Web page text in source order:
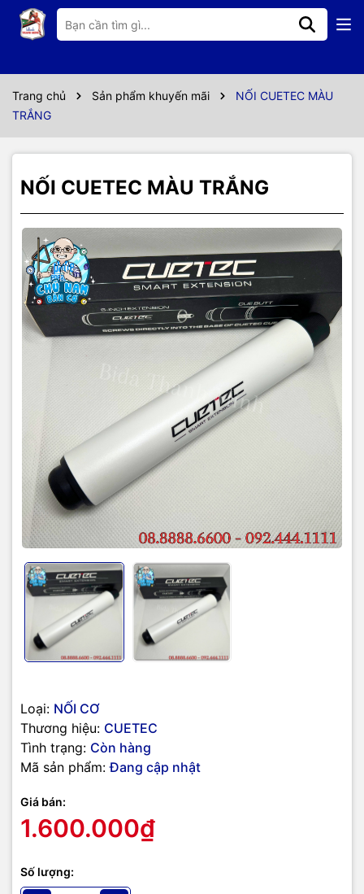
Trang chủ Sản phẩm khuyến mãi
NỐI CUETEC MÀU
TRẮNG
NỐI CUETEC MÀU TRẮNG
Loại: NỐI CƠ
Thương hiệu: CUETEC
Tình trạng: Còn hàng
Mã sản phẩm: Đang cập nhật
Giá bán:
1.600.000₫
Số lượng:
Thông số kỹ thuật